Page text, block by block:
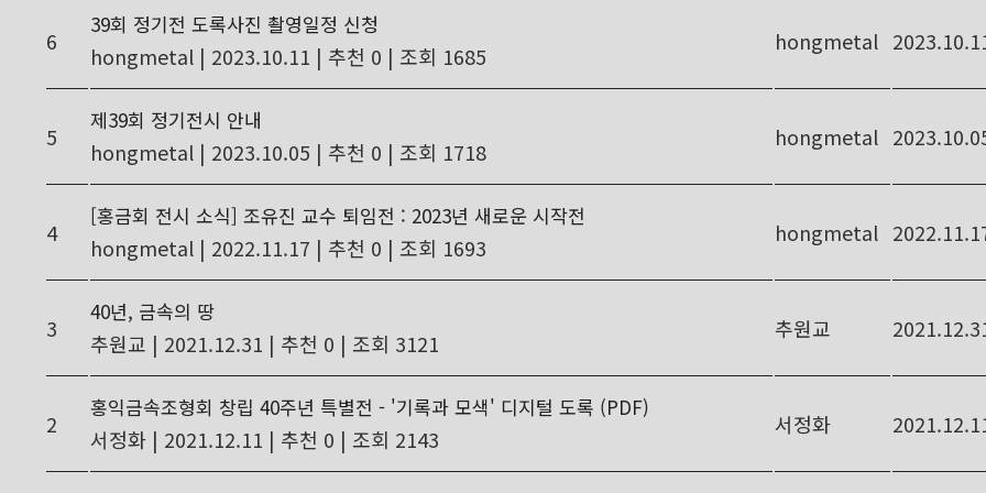
6
39회 정기전 도록사진 촬영일정 신청
hongmetal | 2023.10.11 | 추천 0 | 조회 1685
hongmetal
5
제39회 정기전시 안내
hongmetal | 2023.10.05 | 추천 0 | 조회 1718
hongmetal
4
[홍금회 전시 소식] 조유진 교수 퇴임전 : 2023년 새로운 시작전
hongmetal | 2022.11.17 | 추천 0 | 조회 1693
hongmetal
3
40년, 금속의 땅
추원교 | 2021.12.31 | 추천 0 | 조회 3121
추원교
2
홍익금속조형회 창립 40주년 특별전 - '기록과 모색' 디지털 도록 (PDF)
서정화 | 2021.12.11 | 추천 0 | 조회 2143
서정화